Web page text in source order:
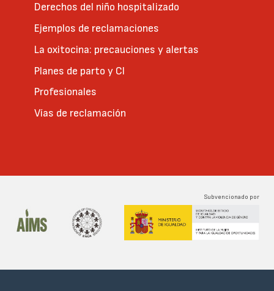
Derechos del niño hospitalizado
Ejemplos de reclamaciones
La oxitocina: precauciones y alertas
Planes de parto y CI
Profesionales
Vías de reclamación
Subvencionado por